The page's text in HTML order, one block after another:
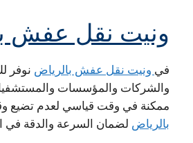
ونيت نقل عفش
في ونيت نقل عفش بالرياض نوفر
والشركات والمؤسسات
ممكنة في وقت قياسي لعدم تضيع
بالرياض لضمان السرعة والدقة في